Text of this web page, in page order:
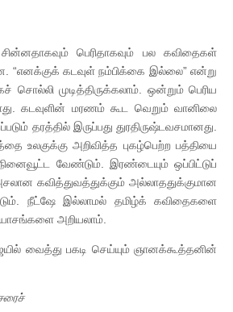
பெரிதாகவும் பல கவிதைகள்
“எனக்குக் கடவுள் நம்பிக்கை இல்லை” என்று
சொல்லி முடித்திருக்கலாம். ஒன்றும் பெரிய
கடவுளின் மரணம் கூட வெறும் வானிலை
தரத்தில் இருப்பது துரதிருஷ்டவசமானது.
உலகுக்கு அறிவித்த புகழ்பெற்ற பத்தியை
வேண்டும். இரண்டையும் ஒப்பிட்டுப்
கவித்துவத்துக்கும் அல்லாததுக்குமான
நீட்ஷே இல்லாமல் தமிழ்க் கவிதைகளை
அறியலாம்.
வைத்து பகடி செய்யும் ஞானக்கூத்தனின்